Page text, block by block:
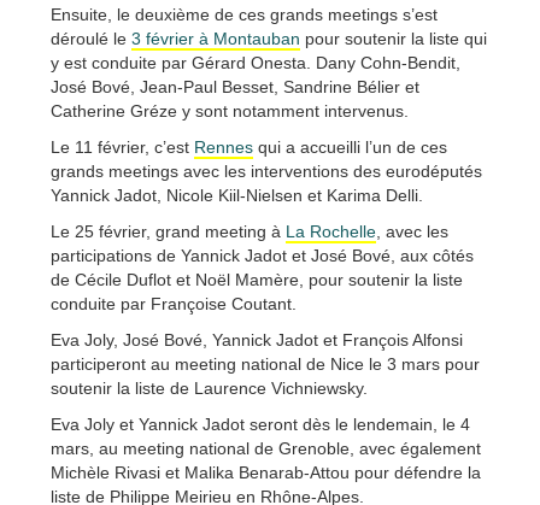
Ensuite, le deuxième de ces grands meetings s’est
déroulé le 3 février à Montauban pour soutenir la liste qui
y est conduite par Gérard Onesta. Dany Cohn-Bendit,
José Bové, Jean-Paul Besset, Sandrine Bélier et
Catherine Gréze y sont notamment intervenus.
Le 11 février, c’est Rennes qui a accueilli l’un de ces
grands meetings avec les interventions des eurodéputés
Yannick Jadot, Nicole Kiil-Nielsen et Karima Delli.
Le 25 février, grand meeting à La Rochelle , avec les
participations de Yannick Jadot et José Bové, aux côtés
de Cécile Duflot et Noël Mamère, pour soutenir la liste
conduite par Françoise Coutant.
Eva Joly, José Bové, Yannick Jadot et François Alfonsi
participeront au meeting national de Nice le 3 mars pour
soutenir la liste de Laurence Vichniewsky.
Eva Joly et Yannick Jadot seront dès le lendemain, le 4
mars, au meeting national de Grenoble, avec également
Michèle Rivasi et Malika Benarab-Attou pour défendre la
liste de Philippe Meirieu en Rhône-Alpes.